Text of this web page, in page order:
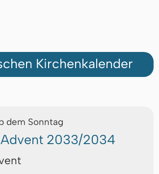
Kirchenkalender
dem Sonntag
2033/2034